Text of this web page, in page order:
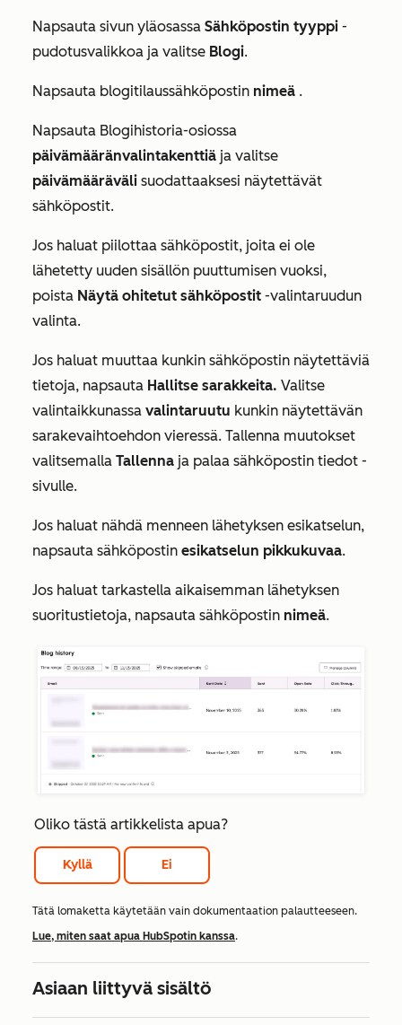
Napsauta sivun yläosassa Sähköpostin tyyppi -
pudotusvalikkoa ja valitse Blogi.
Napsauta blogitilaussähköpostin nimeä .
Napsauta Blogihistoria-osiossa
päivämääränvalintakenttiä ja valitse
päivämääräväli suodattaaksesi näytettävät
sähköpostit.
Jos haluat piilottaa sähköpostit, joita ei ole
lähetetty uuden sisällön puuttumisen vuoksi,
poista Näytä ohitetut sähköpostit -valintaruudun
valinta.
Jos haluat muuttaa kunkin sähköpostin näytettäviä
tietoja, napsauta Hallitse sarakkeita. Valitse
valintaikkunassa valintaruutu kunkin näytettävän
sarakevaihtoehdon vieressä. Tallenna muutokset
valitsemalla Tallenna ja palaa sähköpostin tiedot -
sivulle.
Jos haluat nähdä menneen lähetyksen esikatselun,
napsauta sähköpostin esikatselun pikkukuvaa.
Jos haluat tarkastella aikaisemman lähetyksen
suoritustietoja, napsauta sähköpostin nimeä.
Oliko tästä artikkelista apua?
Kyllä Ei
Tätä lomaketta käytetään vain dokumentaation palautteeseen.
Lue, miten saat apua HubSpotin kanssa.
Asiaan liittyvä sisältö